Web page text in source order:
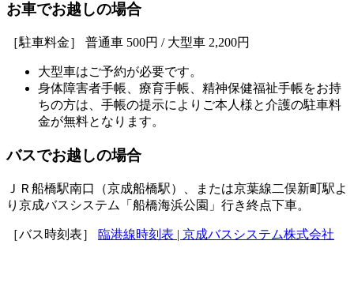
お車でお越しの場合
［駐車料金］ 普通車 500円 / 大型車 2,200円
大型車はご予約が必要です。
身体障害者手帳、療育手帳、精神保健福祉手帳をお持
ちの方は、手帳の提示によりご本人様と介護の駐車料
金が無料となります。
バスでお越しの場合
ＪＲ船橋駅南口（京成船橋駅）、または京葉線二俣新町駅よ
り京成バスシステム「船橋海浜公園」行き終点下車。
［バス時刻表］ 臨港線時刻表 | 京成バスシステム株式会社